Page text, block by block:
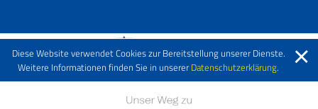
Diese Website verwendet Cookies zur Bereitstellung unserer Dienste.
Weitere Informationen finden Sie in unsererDatenschutzerklärung.